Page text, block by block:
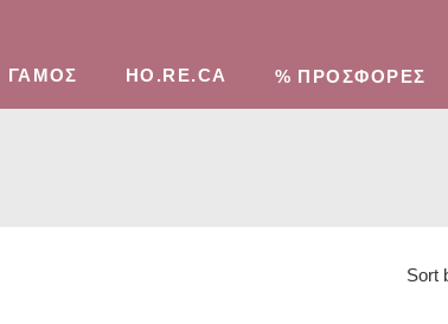
ΓΑΜΟΣ HO.RE.CA % ΠΡΟΣΦΟΡΕΣ
Sort